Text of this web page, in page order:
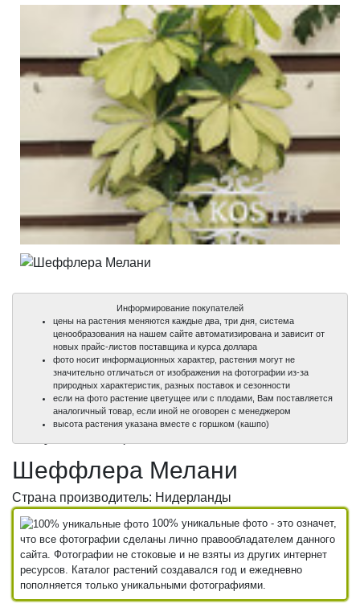
100%
100%
100%
100%
Информирование покупателей
цены на растения меняются каждые два, три дня, система
ценообразования на нашем сайте автоматизирована и зависит от
новых прайс-листов поставщика и курса доллара
фото носит информационных характер, растения могут не
значительно отличаться от изображения на фотографии из-за
природных характеристик, разных поставок и сезонности
если на фото растение цветущее или с плодами, Вам поставляется
аналогичный товар, если иной не оговорен с менеджером
высота растения указана вместе с горшком (кашпо)
Шеффлера Мелани
Страна производитель: Нидерланды
100% уникальные фото - это означет,
что все фотографии сделаны лично правообладателем данного
сайта. Фотографии не стоковые и не взяты из других интернет
ресурсов. Каталог растений создавался год и ежедневно
пополняется только уникальными фотографиями.